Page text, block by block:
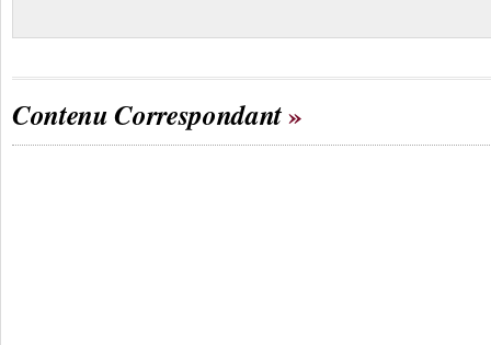
Contenu Correspondant